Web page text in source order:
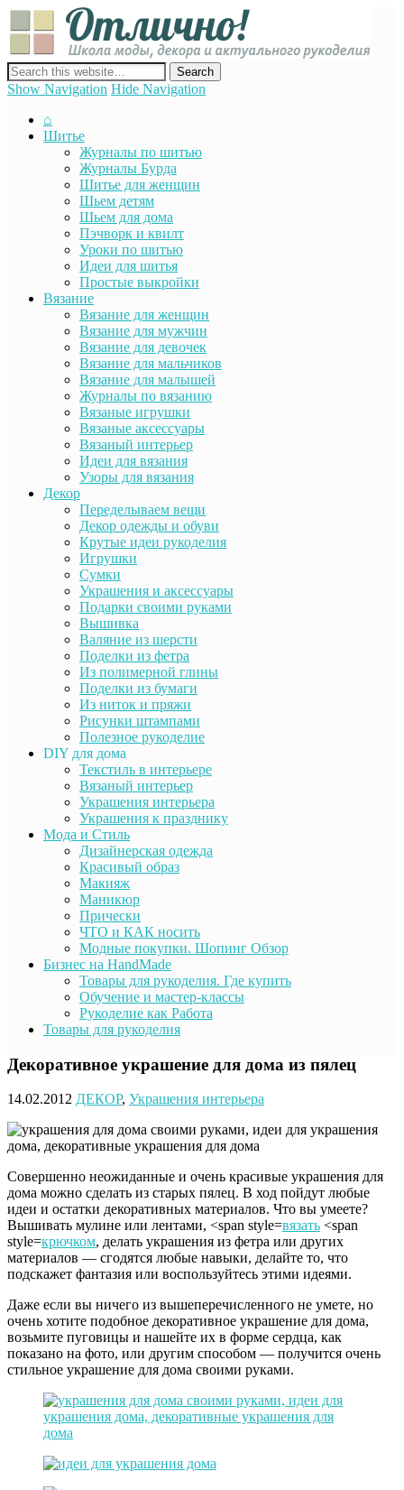
сайт о декоре, дизайне и моде, вязании, шитье и других видах
рукоделия
Show Navigation Hide Navigation
⌂
Шитье
Журналы по шитью
Журналы Бурда
Шитье для женщин
Шьем детям
Шьем для дома
Пэчворк и квилт
Уроки по шитью
Идеи для шитья
Простые выкройки
Вязание
Вязание для женщин
Вязание для мужчин
Вязание для девочек
Вязание для мальчиков
Вязание для малышей
Журналы по вязанию
Вязаные игрушки
Вязаные аксессуары
Вязаный интерьер
Идеи для вязания
Узоры для вязания
Декор
Переделываем вещи
Декор одежды и обуви
Крутые идеи рукоделия
Игрушки
Сумки
Украшения и аксессуары
Подарки своими руками
Вышивка
Валяние из шерсти
Поделки из фетра
Из полимерной глины
Поделки из бумаги
Из ниток и пряжи
Рисунки штампами
Полезное рукоделие
DIY для дома
Текстиль в интерьере
Вязаный интерьер
Украшения интерьера
Украшения к празднику
Мода и Стиль
Дизайнерская одежда
Красивый образ
Макияж
Маникюр
Прически
ЧТО и КАК носить
Модные покупки. Шопинг Обзор
Бизнес на HandMade
Товары для рукоделия. Где купить
Обучение и мастер-классы
Рукоделие как Работа
Товары для рукоделия
Декоративное украшение для дома из пялец
14.02.2012 ДЕКОР, Украшения интерьера
Совершенно неожиданные и очень красивые украшения для
дома можно сделать из старых пялец. В ход пойдут любые
идеи и остатки декоративных материалов. Что вы умеете?
Вышивать мулине или лентами, <span style=вязать <span
style=крючком, делать украшения из фетра или других
материалов — сгодятся любые навыки, делайте то, что
подскажет фантазия или воспользуйтесь этими идеями.
Даже если вы ничего из вышеперечисленного не умете, но
очень хотите подобное декоративное украшение для дома,
возьмите пуговицы и нашейте их в форме сердца, как
показано на фото, или другим способом — получится очень
стильное украшение для дома своими руками.